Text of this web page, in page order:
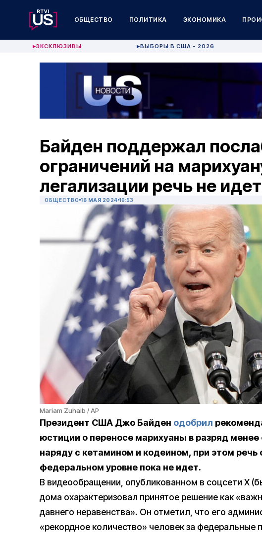
ОБЩЕСТВО ПОЛИТИКА ЭКОНОМИКА
▶ЭКСКЛЮЗИВЫ ▶ВЫБОРЫ В США - 2026
Байден поддержал
ограничений на
легализации речь не идет
ОБЩЕСТВО 16 МАЯ 2024 19:53
Mariam Zuhaib / AP
Президент США Джо Байден одобрил
юстиции о переносе марихуаны в разряд
наряду с кетамином и кодеином, при этом речь
федеральном уровне пока не идет.
В видеообращении, опубликованном в соцсети X
дома охарактеризовал принятое решение как
давнего неравенства». Он отметил, что его
«рекордное количество» человек за федеральные